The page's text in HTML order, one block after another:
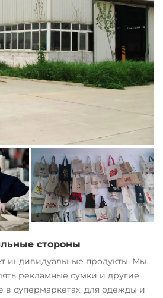
стороны
индивидуальные продукты. Мы
рекламные сумки и другие
в супермаркетах, для одежды и